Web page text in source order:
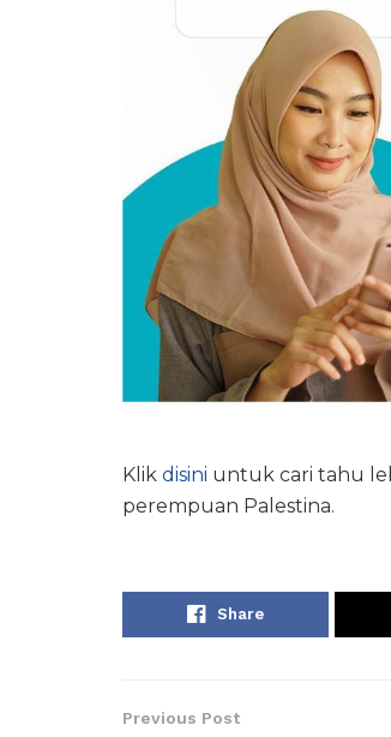
Klik disini untuk cari tahu
perempuan Palestina.
Share
Previous Post